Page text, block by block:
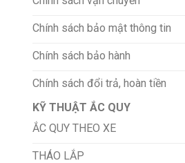
Chính sách bảo mật thông tin
Chính sách bảo hành
Chính sách đổi trả, hoàn tiền
KỸ THUẬT ẮC QUY
ẮC QUY THEO XE
THÁO LẮP